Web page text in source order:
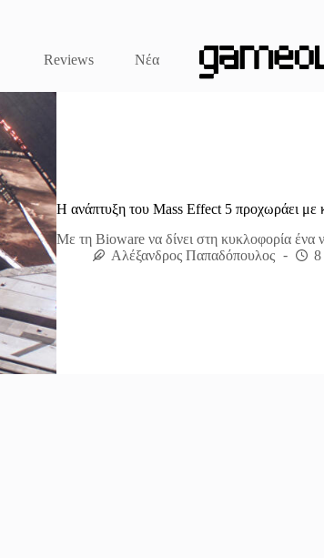
Reviews
Νέα
Η ανάπτυξη του Mass Effect 5 προχωράει με
Με τη Bioware να δίνει στη κυκλοφορία ένα
Αλέξανδρος Παπαδόπουλος
8